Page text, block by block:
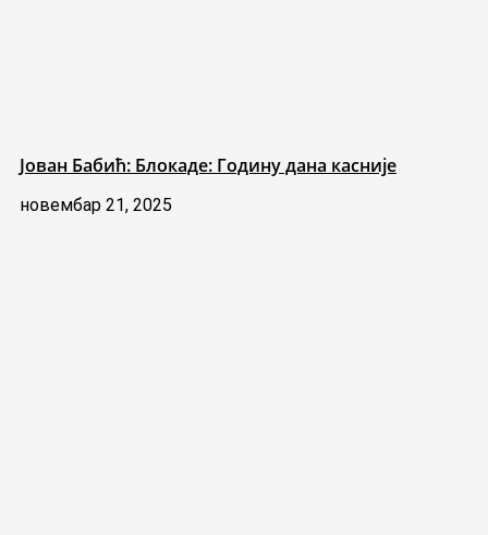
Јован Бабић: Блокаде: Годину дана касније
новембар 21, 2025